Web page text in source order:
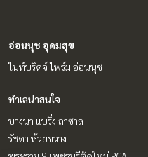
อ่อนนุช อุดมสุข
ไนท์บริดจ์ ไพร์ม อ่อนนุช
ทำเลน่าสนใจ
บางนา แบริ่ง ลาซาล
รัชดา ห้วยขวาง